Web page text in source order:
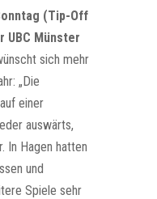
(Tip-Off
UBC Münster
sich mehr
„Die
einer
auswärts,
In Hagen hatten
und
Spiele sehr